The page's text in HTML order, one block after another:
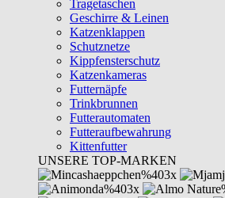
Tragetaschen
Geschirre & Leinen
Katzenklappen
Schutznetze
Kippfensterschutz
Katzenkameras
Futternäpfe
Trinkbrunnen
Futterautomaten
Futteraufbewahrung
Kittenfutter
UNSERE TOP-MARKEN